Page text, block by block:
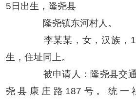
5日出生，隆尧县
隆尧镇东河村人。
李某某，女，汉族，
生，住址同上。
被申请人：隆尧县交通
尧县康庄路187号。统一